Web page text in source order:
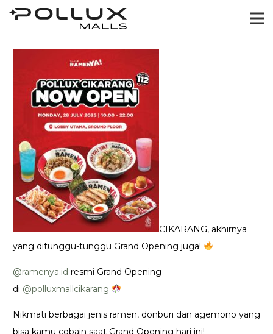
CIKARANG, akhirnya
yang ditunggu-tunggu Grand Opening juga!
@ramenya.id resmi Grand Opening
di @polluxmallcikarang
Nikmati berbagai jenis ramen, donburi dan agemono yang
bisa kamu cobain saat Grand Opening hari ini!